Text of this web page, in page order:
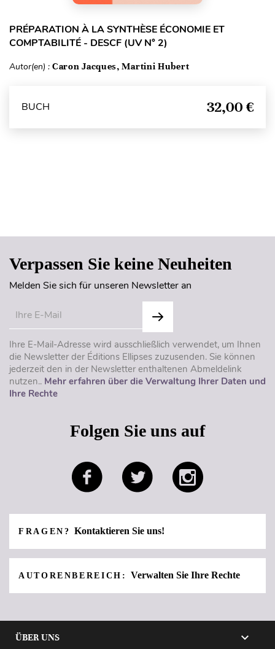
PRÉPARATION À LA SYNTHÈSE ÉCONOMIE ET
COMPTABILITÉ - DESCF (UV N° 2)
Autor(en) : Caron Jacques, Martini Hubert
BUCH 32,00 €
Verpassen Sie keine Neuheiten
Melden Sie sich für unseren Newsletter an
Ihre E-Mail-Adresse wird ausschließlich verwendet, um Ihnen
die Newsletter der Éditions Ellipses zuzusenden. Sie können
jederzeit den in der Newsletter enthaltenen Abmeldelink
nutzen.. Mehr erfahren über die Verwaltung Ihrer Daten und
Ihre Rechte
Folgen Sie uns auf
FRAGEN? Kontaktieren Sie uns!
AUTORENBEREICH: Verwalten Sie Ihre Rechte
ÜBER UNS 